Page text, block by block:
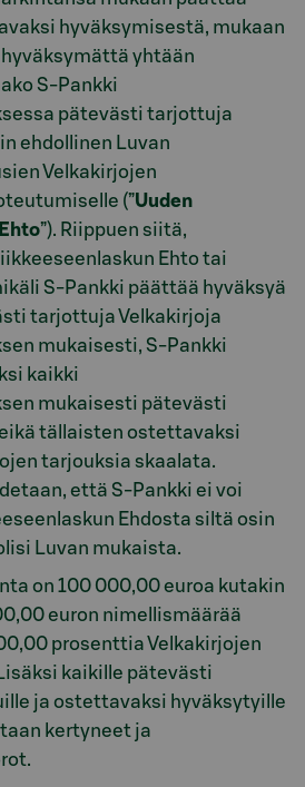
hyväksymisestä, mukaan
hyväksymättä yhtään
S-Pankki
pätevästi tarjottuja
ehdollinen Luvan
Velkakirjojen
(”Uuden
”). Riippuen siitä,
Ehto tai
S-Pankki päättää hyväksyä
tarjottuja Velkakirjoja
mukaisesti, S-Pankki
kaikki
mukaisesti pätevästi
tällaisten ostettavaksi
tarjouksia skaalata.
että S-Pankki ei voi
Ehdosta siltä osin
Luvan mukaista.
on 100 000,00 euroa kutakin
euron nimellismäärää
prosenttia Velkakirjojen
kaikille pätevästi
ja ostettavaksi hyväksytyille
kertyneet ja